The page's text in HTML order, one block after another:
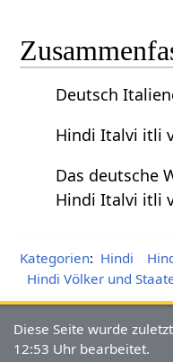
Deutsch
Hindi Italvi itli
Das deutsche
Hindi Italvi itli
Kategorien: Hindi
Hindi Völker und
Diese Seite wurde
12:53 Uhr bearbeitet.